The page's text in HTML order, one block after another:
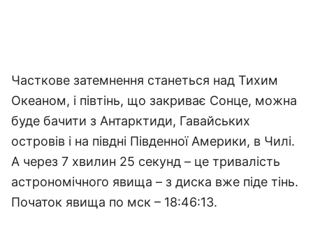
Часткове затемнення станеться над Тихим
Океаном, і півтінь, що закриває Сонце, можна
буде бачити з Антарктиди, Гавайських
островів і на півдні Південної Америки, в Чилі.
А через 7 хвилин 25 секунд – це тривалість
астрономічного явища – з диска вже піде тінь.
Початок явища по мск – 18:46:13.